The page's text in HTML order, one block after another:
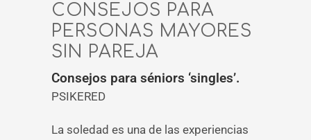
CONSEJOS PARA
PERSONAS MAYORES
SIN PAREJA
Consejos para séniors ‘singles’.
PSIKERED
La soledad es una de las experiencias